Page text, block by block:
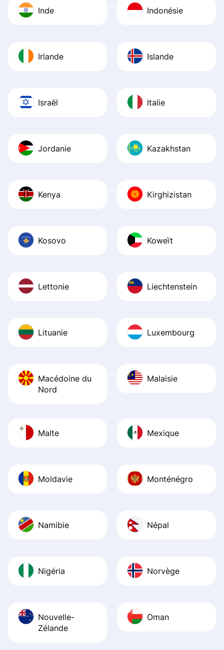
Inde Indonésie
Irlande Islande
Israël Italie
Jordanie Kazakhstan
Kenya Kirghizistan
Kosovo Koweït
Lettonie Liechtenstein
Lituanie Luxembourg
Macédoine du
Nord
Malaisie
Malte Mexique
Moldavie Monténégro
Namibie Népal
Nigéria Norvège
Nouvelle-
Zélande
Oman